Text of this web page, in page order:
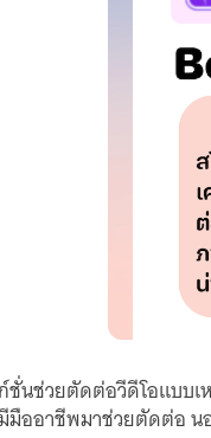
ชั่นช่วยตัดต่อวีดีโอแบบเ
ออาชีพมาช่วยตัดต่อ น